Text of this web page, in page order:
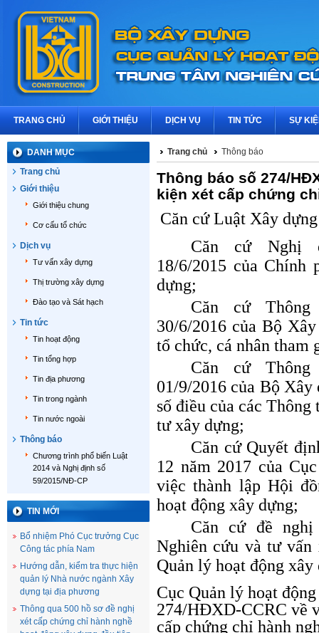
TRANG CHỦ GIỚI THIỆU DỊCH VỤ TIN TỨC SỰ
DANH MỤC
Trang chủ
Giới thiệu
Giới thiệu chung
Cơ cấu tổ chức
Dịch vụ
Tư vấn xây dựng
Thị trường xây dựng
Đào tạo và Sát hạch
Tin tức
Tin hoạt động
Tin tổng hợp
Tin địa phương
Tin trong ngành
Tin nước ngoài
Thông báo
Chương trình phổ biến Luật
2014 và Nghị định số
59/2015/NĐ-CP
TIN MỚI
Bổ nhiệm Phó Cục trưởng Cục
Công tác phía Nam
Hướng dẫn, kiểm tra thực hiện
quản lý Nhà nước ngành Xây
dựng tại địa phương
Thông qua 500 hồ sơ đề nghị
xét cấp chứng chỉ hành nghề
Trang chủ Thông báo
Thông báo số 274/
kiện xét cấp chứng
Căn cứ Luật Xây
Căn cứ Nghị
18/6/2015 của
dựng;
Căn cứ Thông
30/6/2016 của Bộ
tổ chức, cá nhân tham
Căn cứ Thông
01/9/2016 của Bộ
số điều của các
tư xây dựng;
Căn cứ Quyết
12 năm 2017 của
việc thành lập Hội
hoạt động xây dựng;
Căn cứ đề
Nghiên cứu và tư vấn
Quản lý hoạt động xây
Cục Quản lý hoạt
274/HĐXD-CCRC về
cấp chứng chỉ hành